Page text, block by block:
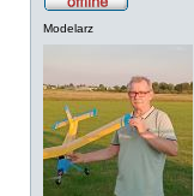
Modelarz